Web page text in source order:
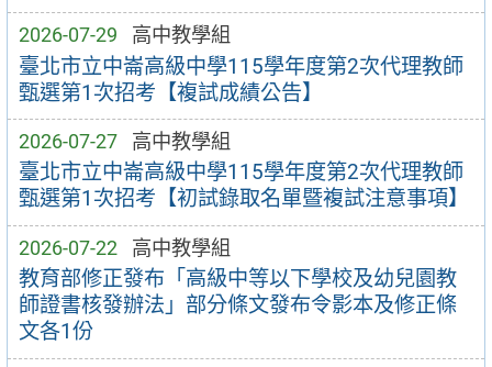
2026-07-29 高中教學組
臺北市立中崙高級中學115學年度第2次代理教師
甄選第1次招考【複試成績公告】
2026-07-27 高中教學組
臺北市立中崙高級中學115學年度第2次代理教師
甄選第1次招考【初試錄取名單暨複試注意事項】
2026-07-22 高中教學組
教育部修正發布「高級中等以下學校及幼兒園教
師證書核發辦法」部分條文發布令影本及修正條
文各1份